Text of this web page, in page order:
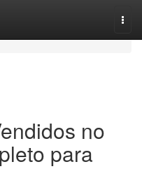
no
para